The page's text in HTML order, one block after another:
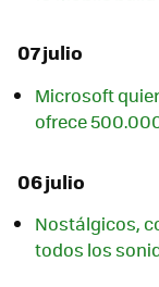
07 julio
Microsoft
ofrece
06 julio
Nostálgicos,
todos los